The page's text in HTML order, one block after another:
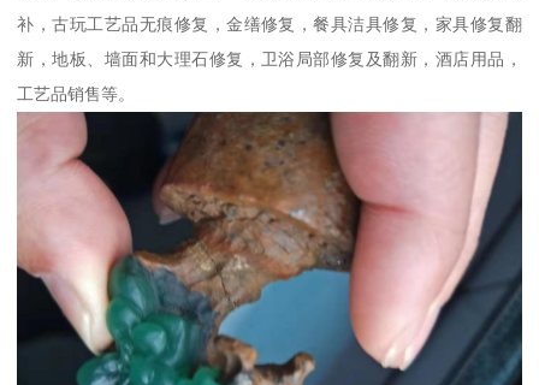
补，古玩工艺品无痕修复，金缮修复，餐具洁具修复，家具修复翻
新，地板、墙面和大理石修复，卫浴局部修复及翻新，酒店用品，
工艺品销售等。